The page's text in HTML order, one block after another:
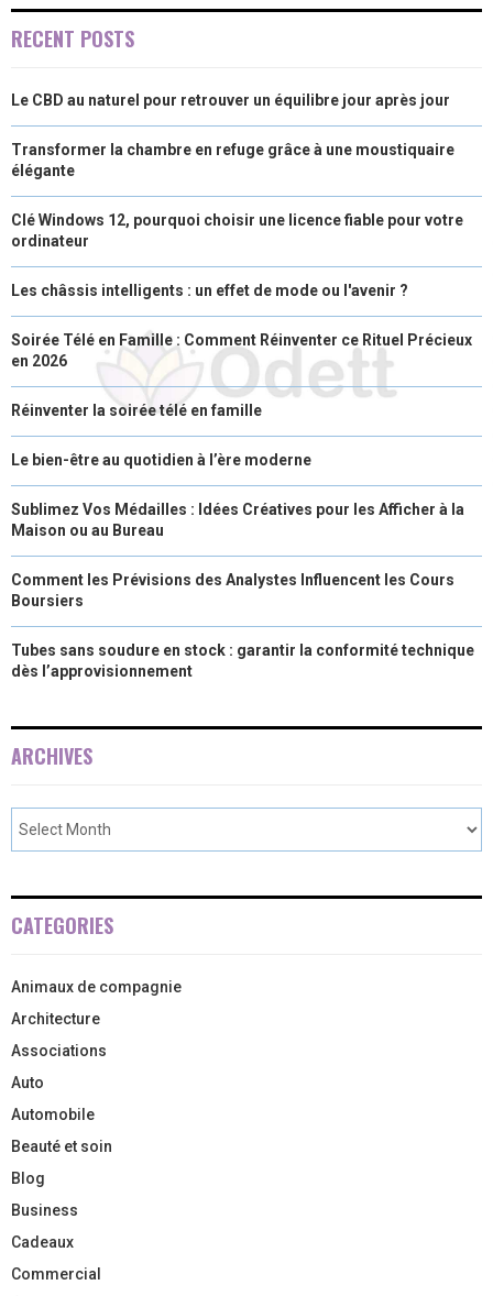
)
RECENT POSTS
Le CBD au naturel pour retrouver un équilibre jour après jour
Transformer la chambre en refuge grâce à une moustiquaire
élégante
Clé Windows 12, pourquoi choisir une licence fiable pour votre
ordinateur
Les châssis intelligents : un effet de mode ou l'avenir ?
Soirée Télé en Famille : Comment Réinventer ce Rituel Précieux
en 2026
Réinventer la soirée télé en famille
Le bien-être au quotidien à l’ère moderne
Sublimez Vos Médailles : Idées Créatives pour les Afficher à la
Maison ou au Bureau
Comment les Prévisions des Analystes Influencent les Cours
Boursiers
Tubes sans soudure en stock : garantir la conformité technique
dès l’approvisionnement
ARCHIVES
CATEGORIES
Animaux de compagnie
Architecture
Associations
Auto
Automobile
Beauté et soin
Blog
Business
Cadeaux
Commercial